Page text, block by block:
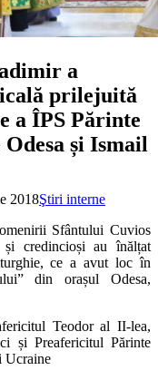
a
prilejuită
a ÎPS Părinte
și Ismail
2018Ştiri interne
Sfântului Cuvios
credincioși au înălțat
ce a avut loc în
din orașul Odesa,
Teodor al II-lea,
și Preafericitul Părinte
Ucraine